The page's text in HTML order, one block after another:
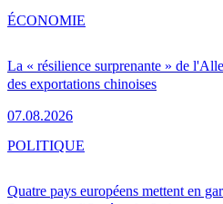
La « résilience surprenante » de
des exportations chinoises
07.08.2026
ÉCONOMIE
Quatre pays européens mettent en
POLITIQUE